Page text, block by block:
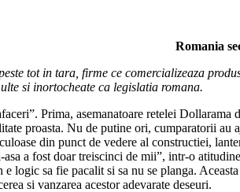
Romania
tot in tara, firme ce comercializeaza
si inortocheate ca legislatia romana.
Prima, asemanatoare retelei
proasta. Nu de putine ori, cumparatorii
din punct de vedere al constructiei,
a fost doar treiscinci de mii”, intr-o
logic sa fie pacalit si sa nu se planga.
si vanzarea acestor adevarate deseuri.